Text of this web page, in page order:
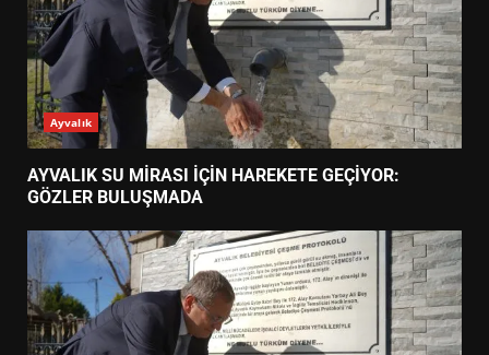
Ayvalık
AYVALIK SU MİRASI İÇİN HAREKETE GEÇİYOR:
GÖZLER BULUŞMADA